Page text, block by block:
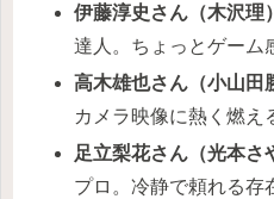
伊藤淳史さん（木沢理）
達人。ちょっとゲーム
高木雄也さん（小山田
カメラ映像に熱く燃え
足立梨花さん（光本さ
プロ。冷静で頼れる存